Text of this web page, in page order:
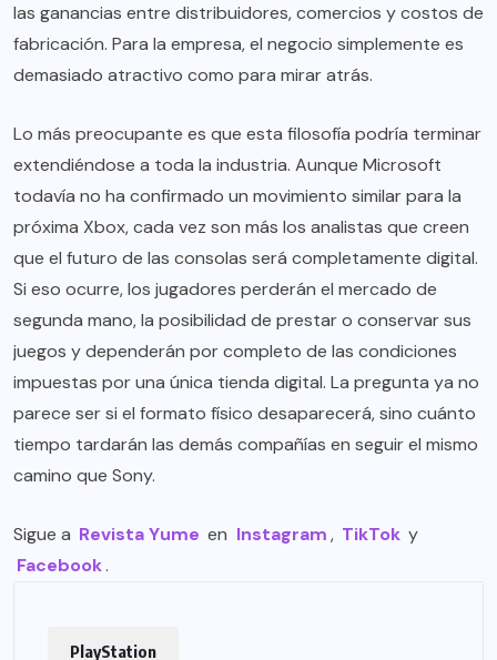
las ganancias entre distribuidores, comercios y costos de
fabricación. Para la empresa, el negocio simplemente es
demasiado atractivo como para mirar atrás.
Lo más preocupante es que esta filosofía podría terminar
extendiéndose a toda la industria. Aunque Microsoft
todavía no ha confirmado un movimiento similar para la
próxima Xbox, cada vez son más los analistas que creen
que el futuro de las consolas será completamente digital.
Si eso ocurre, los jugadores perderán el mercado de
segunda mano, la posibilidad de prestar o conservar sus
juegos y dependerán por completo de las condiciones
impuestas por una única tienda digital. La pregunta ya no
parece ser si el formato físico desaparecerá, sino cuánto
tiempo tardarán las demás compañías en seguir el mismo
camino que Sony.
Sigue a Revista Yume en Instagram, TikTok y
Facebook.
PlayStation